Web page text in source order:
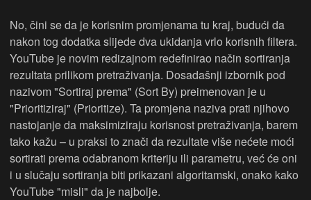
No, čini se da je korisnim promjenama tu kraj, budući da
nakon tog dodatka slijede dva ukidanja vrlo korisnih filtera.
YouTube je novim redizajnom redefinirao način sortiranja
rezultata prilikom pretraživanja. Dosadašnji izbornik pod
nazivom "Sortiraj prema" (Sort By) preimenovan je u
"Prioritiziraj" (Prioritize). Ta promjena naziva prati njihovo
nastojanje da maksimiziraju korisnost pretraživanja, barem
tako kažu – u praksi to znači da rezultate više nećete moći
sortirati prema odabranom kriteriju ili parametru, već će oni
i u slučaju sortiranja biti prikazani algoritamski, onako kako
YouTube "misli" da je najbolje.